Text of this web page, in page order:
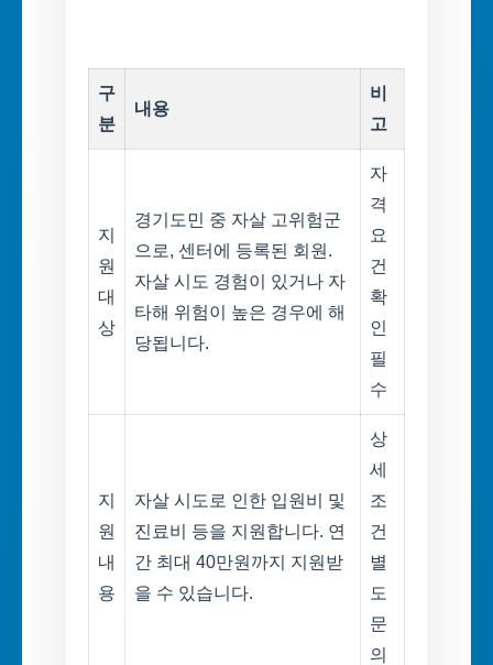
구
분
내용
비
고
지
원
대
상
경기도민 중 자살 고위험군
으로, 센터에 등록된 회원.
자살 시도 경험이 있거나 자
타해 위험이 높은 경우에 해
당됩니다.
자
격
요
건
확
인
필
수
지
원
내
용
자살 시도로 인한 입원비 및
진료비 등을 지원합니다. 연
간 최대 40만원까지 지원받
을 수 있습니다.
상
세
조
건
별
도
문
의